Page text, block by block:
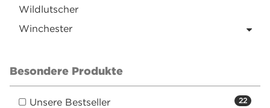
Wildlutscher
Winchester
Besondere Produkte
22
Unsere Bestseller